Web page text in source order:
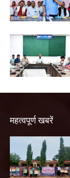
महत्वपूर्ण खबरें